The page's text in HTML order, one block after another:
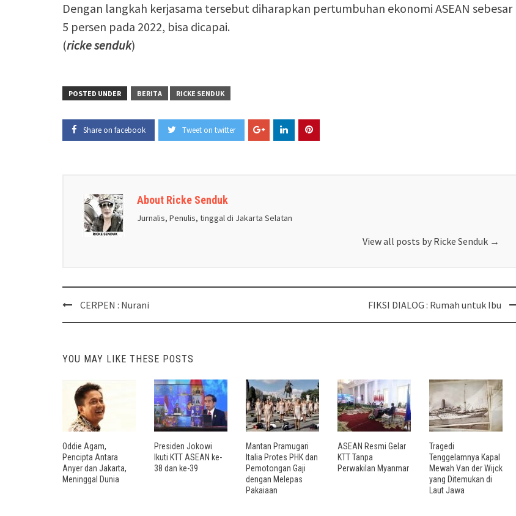
Dengan langkah kerjasama tersebut diharapkan pertumbuhan ekonomi ASEAN sebesar
5 persen pada 2022, bisa dicapai.
(ricke senduk)
POSTED UNDER BERITA RICKE SENDUK
Share on facebook Tweet on twitter
About Ricke Senduk
Jurnalis, Penulis, tinggal di Jakarta Selatan
View all posts by Ricke Senduk →
PostCERPEN : Nurani FIKSI DIALOG : Rumah untuk Ibu
YOU MAY LIKE THESE POSTS
Oddie Agam,
Pencipta Antara
Anyer dan Jakarta,
Meninggal Dunia
Presiden Jokowi
Ikuti KTT ASEAN ke-
38 dan ke-39
Mantan Pramugari
Italia Protes PHK dan
Pemotongan Gaji
dengan Melepas
Pakaiaan
ASEAN Resmi Gelar
KTT Tanpa
Perwakilan Myanmar
Tragedi
Tenggelamnya Kapal
Mewah Van der Wijck
yang Ditemukan di
Laut Jawa